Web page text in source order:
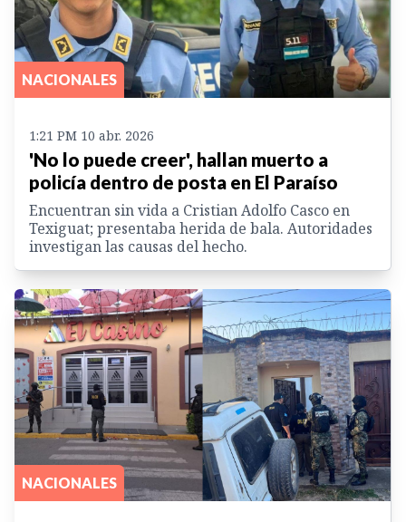
NACIONALES
1:21 PM 10 abr. 2026
'No lo puede creer', hallan muerto a
policía dentro de posta en El Paraíso
Encuentran sin vida a Cristian Adolfo Casco en
Texiguat; presentaba herida de bala. Autoridades
investigan las causas del hecho.
NACIONALES